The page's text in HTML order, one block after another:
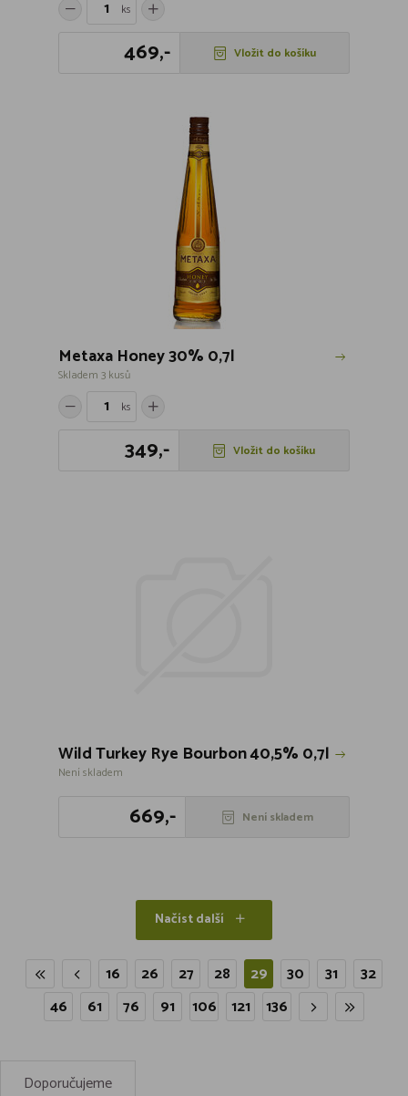
ks
469,- Vložit do košíku
Metaxa Honey 30% 0,7l
Skladem 3 kusů
ks
349,- Vložit do košíku
Wild Turkey Rye Bourbon 40,5% 0,7l
Není skladem
669,- Není skladem
Načíst další
16 26 27 28 29 30 31
32
46
61 76 91 106 121 136
Doporučujeme